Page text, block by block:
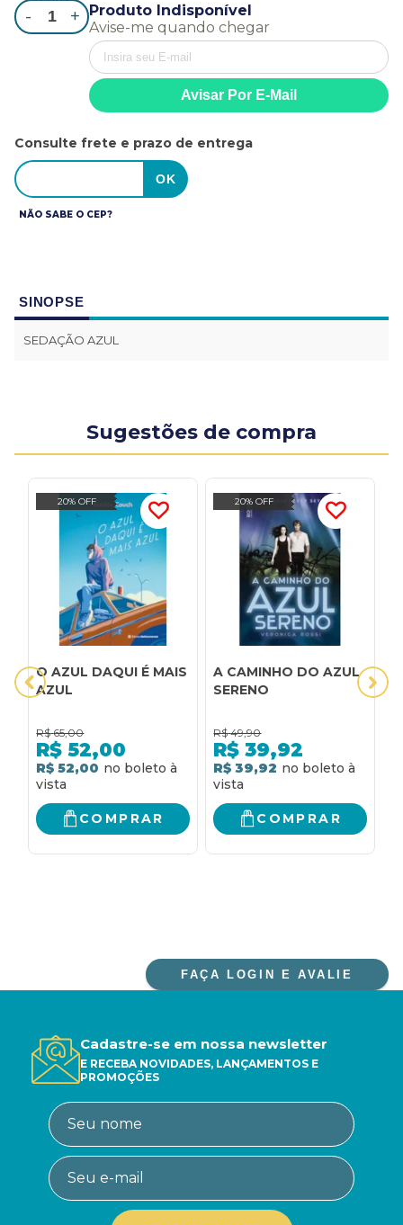
- +
Produto Indisponível
Avise-me quando chegar
Consulte frete e prazo de entrega
NÃO SABE O CEP?
SINOPSE
SEDAÇÃO AZUL
Sugestões de compra
20% OFF
O AZUL DAQUI É MAIS
AZUL
R$ 65,00
R$ 52,00
R$ 52,00
COMPRAR
20% OFF
A CAMINHO DO AZUL
SERENO
R$ 49,90
R$ 39,92
R$ 39,92
COMPRAR
FAÇA LOGIN E AVALIE
Cadastre-se em nossa newsletter
E RECEBA NOVIDADES, LANÇAMENTOS E
PROMOÇÕES